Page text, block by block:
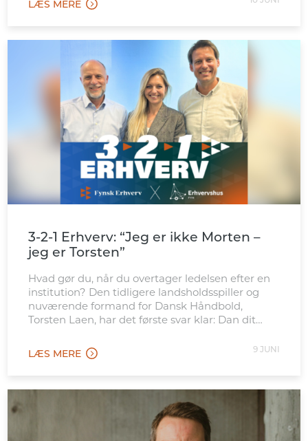
LÆS MERE
3-2-1 Erhverv: “Jeg er ikke Morten –
jeg er Torsten”
Hvad gør du, når du overtager ledelsen efter en
institution? Den tidligere landsholdsspiller og
nuværende formand for Dansk Håndbold,
Torsten Laen, har det første svar klar: Dan dit
uvisse.
LÆS MERE 9 JUNI